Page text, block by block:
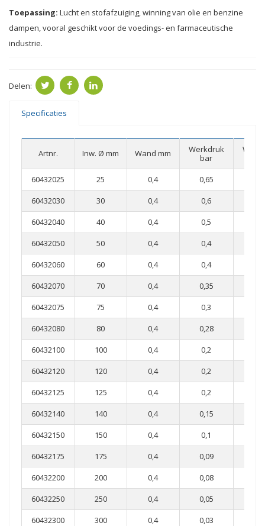
Toepassing: Luchten stofafzuiging,winning van olie en benzine
dampen, vooral geschikt voor de voedings- en farmaceutische
industrie.
Delen:
Specificaties
Artnr. Inw. Ø mm Wand mm
Werkdruk
bar
60432025
25 0,4 0,65
60432030
30 0,4 0,6
60432040
40 0,4 0,5
60432050
50 0,4 0,4
60432060
60 0,4 0,4
60432070
70 0,4 0,35
60432075
75 0,4 0,3
60432080
80 0,4 0,28
60432100
100 0,4 0,2
60432120
120 0,4 0,2
60432125
125 0,4 0,2
60432140
140 0,4 0,15
60432150
150 0,4 0,1
60432175
175 0,4 0,09
60432200
200 0,4 0,08
60432250
250 0,4 0,05
60432300
300 0,4 0,03